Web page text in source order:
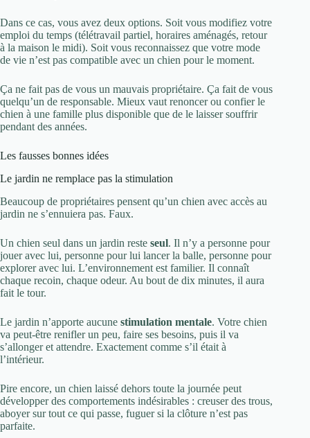
Dans ce cas, vous avez deux options. Soit vous modifiez votre
emploi du temps (télétravail partiel, horaires aménagés, retour
à la maison le midi). Soit vous reconnaissez que votre mode
de vie n’est pas compatible avec un chien pour le moment.
Ça ne fait pas de vous un mauvais propriétaire. Ça fait de vous
quelqu’un de responsable. Mieux vaut renoncer ou confier le
chien à une famille plus disponible que de le laisser souffrir
pendant des années.
Les fausses bonnes idées
Le jardin ne remplace pas la stimulation
Beaucoup de propriétaires pensent qu’un chien avec accès au
jardin ne s’ennuiera pas. Faux.
Un chien seul dans un jardin reste seul. Il n’y a personne pour
jouer avec lui, personne pour lui lancer la balle, personne pour
explorer avec lui. L’environnement est familier. Il connaît
chaque recoin, chaque odeur. Au bout de dix minutes, il aura
fait le tour.
Le jardin n’apporte aucune stimulation mentale. Votre chien
va peut-être renifler un peu, faire ses besoins, puis il va
s’allonger et attendre. Exactement comme s’il était à
l’intérieur.
Pire encore, un chien laissé dehors toute la journée peut
développer des comportements indésirables : creuser des trous,
aboyer sur tout ce qui passe, fuguer si la clôture n’est pas
parfaite.